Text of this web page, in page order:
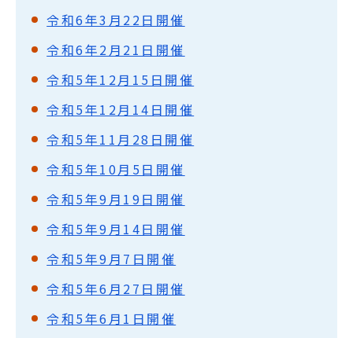
令和6年3月22日開催
令和6年2月21日開催
令和5年12月15日開催
令和5年12月14日開催
令和5年11月28日開催
令和5年10月5日開催
令和5年9月19日開催
令和5年9月14日開催
令和5年9月7日開催
令和5年6月27日開催
令和5年6月1日開催